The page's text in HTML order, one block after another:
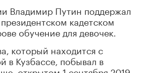
Владимир Путин поддержал
кадетском
обучение для девочек.
который находится с
в Кузбассе, побывал в